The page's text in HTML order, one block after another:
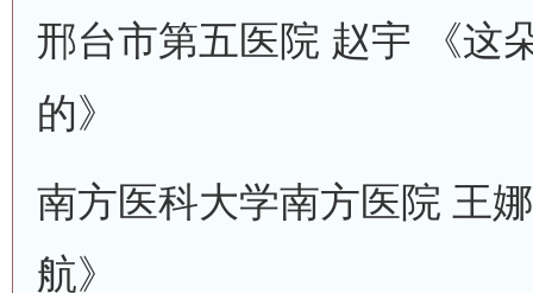
邢台市第五医院 赵宇 《这
的》
南方医科大学南方医院 王
航》